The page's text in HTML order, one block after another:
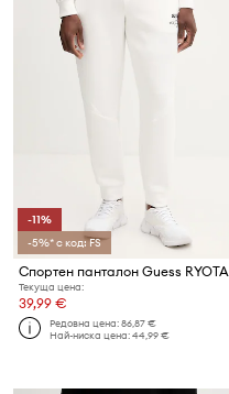
-11%
-5%* с код: FS
Спортен панталон Guess RYOTA
Текуща цена:
39,99 €
Редовна цена:86,87 €
Най-ниска цена:44,99 €